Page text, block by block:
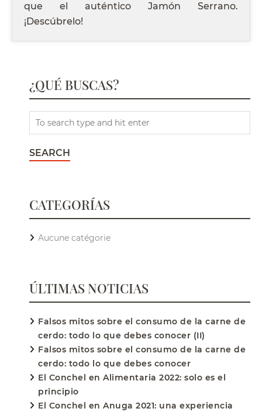
que el auténtico Jamón Serrano.
¡Descúbrelo!
¿QUÉ BUSCAS?
CATEGORÍAS
Aucune catégorie
ÚLTIMAS NOTICIAS
Falsos mitos sobre el consumo de la carne de
cerdo: todo lo que debes conocer (II)
Falsos mitos sobre el consumo de la carne de
cerdo: todo lo que debes conocer
El Conchel en Alimentaria 2022: solo es el
principio
El Conchel en Anuga 2021: una experiencia